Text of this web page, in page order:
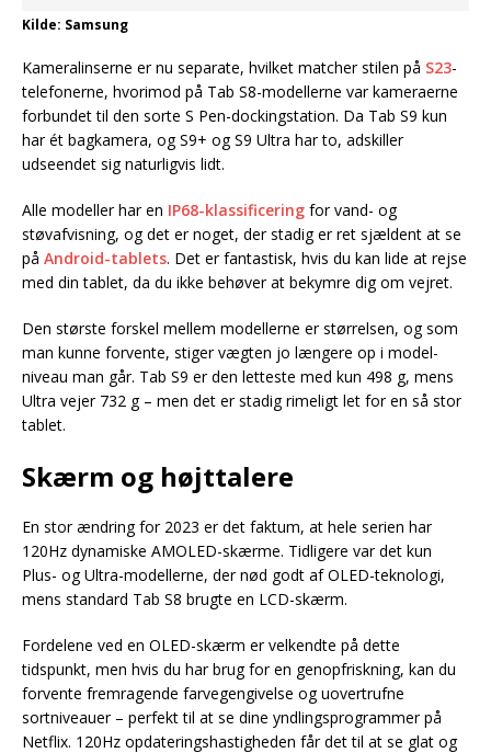
Kilde: Samsung
Kameralinserne er nu separate, hvilket matcher stilen på S23-
telefonerne, hvorimod på Tab S8-modellerne var kameraerne
forbundet til den sorte S Pen-dockingstation. Da Tab S9 kun
har ét bagkamera, og S9+ og S9 Ultra har to, adskiller
udseendet sig naturligvis lidt.
Alle modeller har en IP68-klassificering for vand- og
støvafvisning, og det er noget, der stadig er ret sjældent at se
på Android-tablets. Det er fantastisk, hvis du kan lide at rejse
med din tablet, da du ikke behøver at bekymre dig om vejret.
Den største forskel mellem modellerne er størrelsen, og som
man kunne forvente, stiger vægten jo længere op i model-
niveau man går. Tab S9 er den letteste med kun 498 g, mens
Ultra vejer 732 g – men det er stadig rimeligt let for en så stor
tablet.
Skærm og højttalere
En stor ændring for 2023 er det faktum, at hele serien har
120Hz dynamiske AMOLED-skærme. Tidligere var det kun
Plus- og Ultra-modellerne, der nød godt af OLED-teknologi,
mens standard Tab S8 brugte en LCD-skærm.
Fordelene ved en OLED-skærm er velkendte på dette
tidspunkt, men hvis du har brug for en genopfriskning, kan du
forvente fremragende farvegengivelse og uovertrufne
sortniveauer – perfekt til at se dine yndlingsprogrammer på
Netflix. 120Hz opdateringshastigheden får det til at se glat og